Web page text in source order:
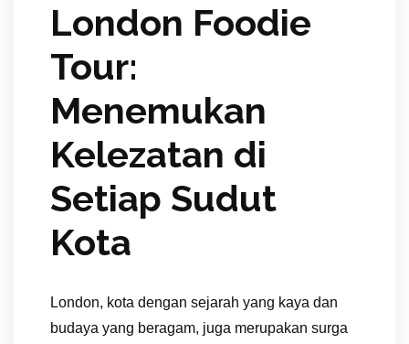
London Foodie
Tour:
Menemukan
Kelezatan di
Setiap Sudut
Kota
London, kota dengan sejarah yang kaya dan
budaya yang beragam, juga merupakan surga